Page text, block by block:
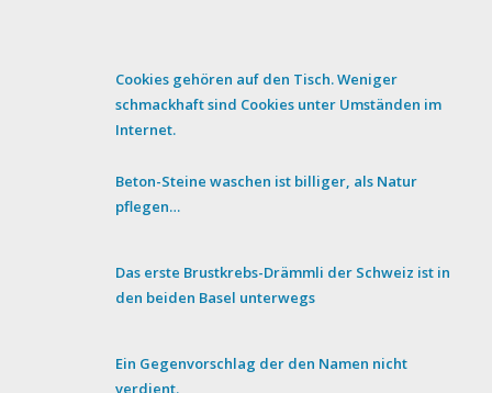
Cookies gehören auf den Tisch. Weniger
schmackhaft sind Cookies unter Umständen im
Internet.
Beton-Steine waschen ist billiger, als Natur
pflegen…
Das erste Brustkrebs-Drämmli der Schweiz ist in
den beiden Basel unterwegs
Ein Gegenvorschlag der den Namen nicht
verdient.